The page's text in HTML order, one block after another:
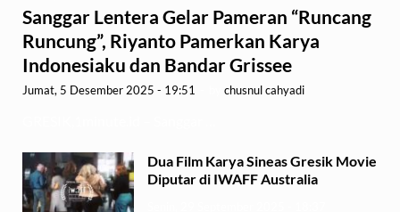
Sanggar Lentera Gelar Pameran “Runcang
Runcung”, Riyanto Pamerkan Karya
Indonesiaku dan Bandar Grissee
Jumat, 5 Desember 2025 - 19:51 chusnul cahyadi
Dua Film Karya Sineas Gresik Movie
Diputar di IWAFF Australia